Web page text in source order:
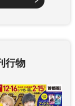
行物